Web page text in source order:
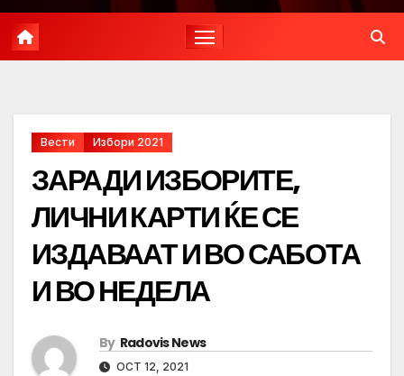
Вести Избори 2021
ЗАРАДИ ИЗБОРИТЕ,
ЛИЧНИ КАРТИ ЌЕ СЕ
ИЗДАВААТ И ВО САБОТА
И ВО НЕДЕЛА
By Radovis News
OCT 12, 2021